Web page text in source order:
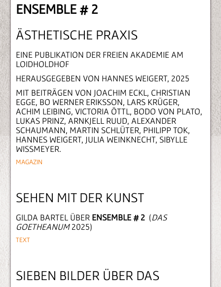
ENSEMBLE # 2
ÄSTHETISCHE PRAXIS
EINE PUBLIKATION DER FREIEN AKADEMIE AM
LOIDHOLDHOF
HERAUSGEGEBEN VON HANNES WEIGERT, 2025
MIT BEITRÄGEN VON JOACHIM ECKL, CHRISTIAN
EGGE, BO WERNER ERIKSSON, LARS KRÜGER,
ACHIM LEIBING, VICTORIA ÖTTL, BODO VON PLATO,
LUKAS PRINZ, ARNKJELL RUUD, ALEXANDER
SCHAUMANN, MARTIN SCHLÜTER, PHILIPP TOK,
HANNES WEIGERT, JULIA WEINKNECHT, SIBYLLE
WISSMEYER.
MAGAZIN
SEHEN MIT DER KUNST
GILDA BARTEL ÜBER ENSEMBLE # 2 (DAS
GOETHEANUM2025)
TEXT
SIEBEN BILDER ÜBER DAS